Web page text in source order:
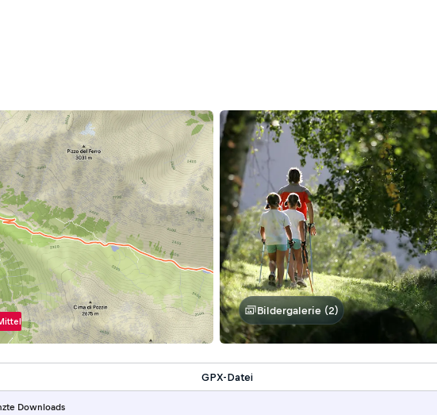
Bildergalerie (2)
Downloads
GPX-Datei